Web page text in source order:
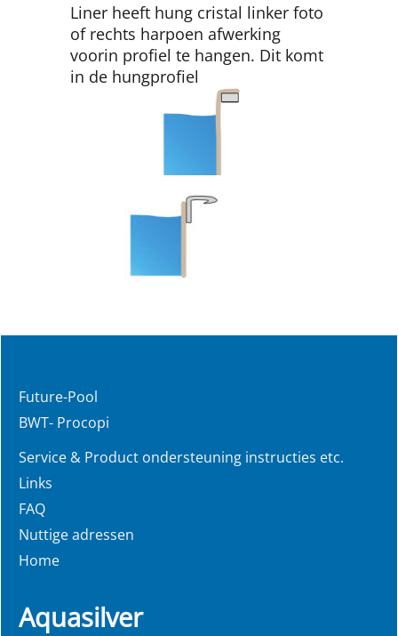
Liner heeft hung cristal linker foto
of rechts harpoen afwerking
voorin profiel te hangen. Dit komt
in de hungprofiel
Future-Pool
BWT- Procopi
Service & Product ondersteuning instructies etc.
Links
FAQ
Nuttige adressen
Home
Aquasilver